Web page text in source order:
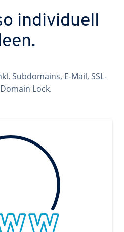
individuell
Subdomains, E-Mail, SSL-
Lock.